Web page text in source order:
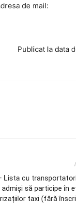
de mail:
Publicat la data
Lista cu
să participe în
taxi (fără